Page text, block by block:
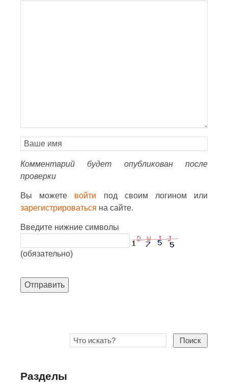
Комментарий будет опубликован после
проверки
Вы можете войти под своим логином или
зарегистрироваться на сайте.
Введите нижние символы
(обязательно)
Отправить
Поиск
Разделы